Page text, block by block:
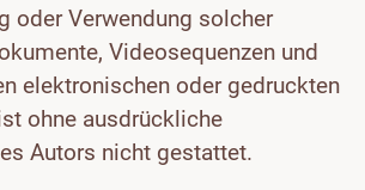
oder Verwendung solcher
Videosequenzen und
elektronischen oder gedruckten
ohne ausdrückliche
Autors nicht gestattet.